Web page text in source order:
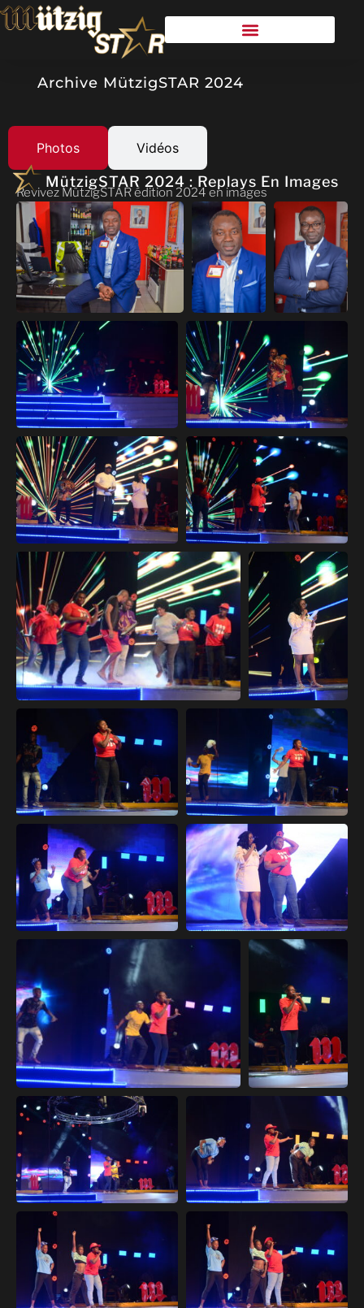
Archive MützigSTAR 2024
Photos Vidéos
MützigSTAR 2024 : Replays En Images
Revivez MützigSTAR édition 2024 en images